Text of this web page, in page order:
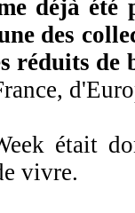
déjà été
des
réduits
était
vivre.